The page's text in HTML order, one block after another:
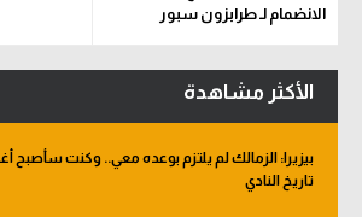
الانضمام لـ طرابزون سبور
الأكثر مشاهدة
بيزيرا: الزمالك لم يلتزم بوعده معي.. وكنت سأصبح
تاريخ النادي